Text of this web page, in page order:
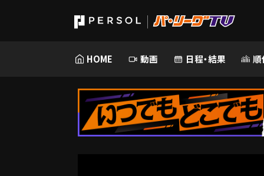
HOME 動画 日程・結果 順